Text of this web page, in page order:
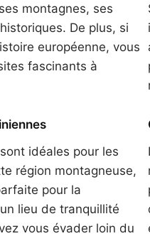
montagnes, ses
De plus, si
européenne, vous
fascinants à
idéales pour les
région montagneuse,
pour la
un lieu de tranquillité
vous évader loin du